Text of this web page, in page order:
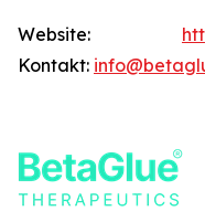
Website:
Kontakt: